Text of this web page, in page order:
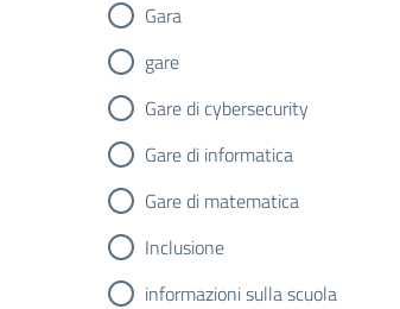
Gara
gare
Gare di cybersecurity
Gare di informatica
Gare di matematica
Inclusione
informazioni sulla scuola